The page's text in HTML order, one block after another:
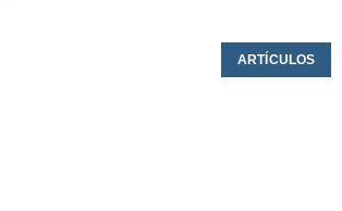
ARTÍCULOS